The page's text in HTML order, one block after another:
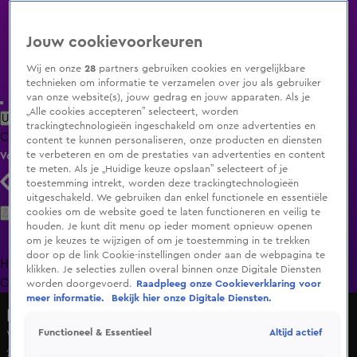
Uitzending Gemist Populaire programma's Zenders Genres
ClipsFilmsRadioSmart TV inlogShop
Volg KIJK
Zoeken
HomeUitzending Gemist Programma's De Bondgenoten
OranjezomerLivestreamsShop
Woede om sloopplannen 'kabouterhuisjes' in Groningen
27 apr 2025, 17:54
Jouw cookievoorkeuren
Wij en onze28 partners gebruiken cookies en vergelijkbare
technieken om informatie te verzamelen over jou als gebruiker
van onze website(s), jouw gedrag en jouw apparaten. Als je
„Alle cookies accepteren” selecteert, worden
trackingtechnologieën ingeschakeld om onze advertenties en
content te kunnen personaliseren, onze producten en diensten
te verbeteren en om de prestaties van advertenties en content
te meten. Als je „Huidige keuze opslaan” selecteert of je
toestemming intrekt, worden deze trackingtechnologieën
uitgeschakeld. We gebruiken dan enkel functionele en essentiële
cookies om de website goed te laten functioneren en veilig te
houden. Je kunt dit menu op ieder moment opnieuw openen
om je keuzes te wijzigen of om je toestemming in te trekken
door op de link Cookie-instellingen onder aan de webpagina te
klikken. Je selecties zullen overal binnen onze Digitale Diensten
worden doorgevoerd.
Raadpleeg onze Cookieverklaring voor
meer informatie.
Bekijk hier onze Digitale Diensten.
Functioneel & Essentieel Altijd actief